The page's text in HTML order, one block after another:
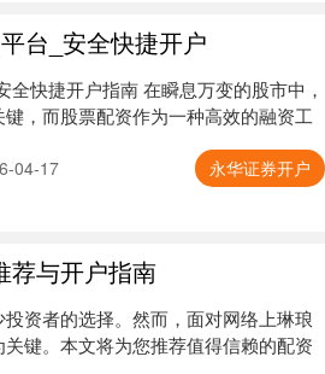
台_安全快捷开户
快捷开户指南 在瞬息万变的股市中，
，而股票配资作为一种高效的融资工
04-17
永华证券开户
荐与开户指南
资者的选择。然而，面对网络上琳琅
键。本文将为您推荐值得信赖的配资